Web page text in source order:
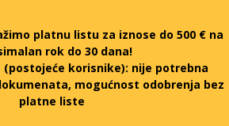
platnu listu za iznose do 500 € na
rok do 30 dana!
korisnike): nije potrebna
mogućnost odobrenja bez
platne liste